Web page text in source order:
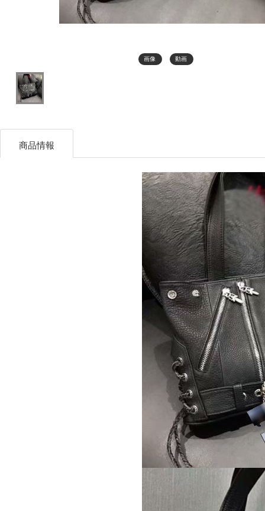
画像 動画
商品情報